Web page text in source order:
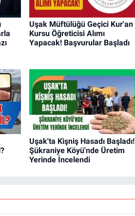
Uşak Müftülüğü Geçici Kur'an
Kursu Öğreticisi Alımı
Yapacak! Başvurular Başladı
Uşak'ta Kişniş Hasadı Başladı!
Şükraniye Köyü'nde Üretim
Yerinde İncelendi